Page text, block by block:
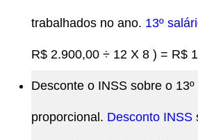
trabalhados no ano. 13º
R$ 2.900,00 ÷ 12 X 8 ) = R$
Desconte o INSS sobre o
proporcional. Desconto INSS